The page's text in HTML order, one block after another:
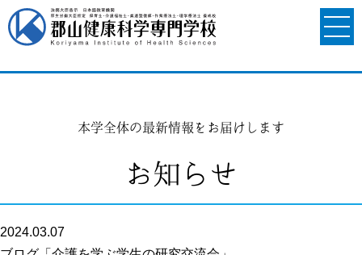
本学全体の最新情報をお届けします
お知らせ
2024.03.07